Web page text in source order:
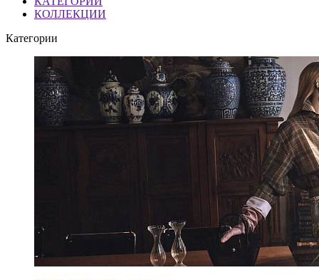
КОЛЛЕКЦИИ
Категории